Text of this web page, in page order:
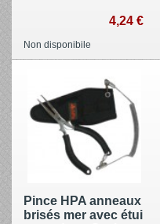
4,24 €
Non disponibile
Pince HPA anneaux
brisés mer avec étui